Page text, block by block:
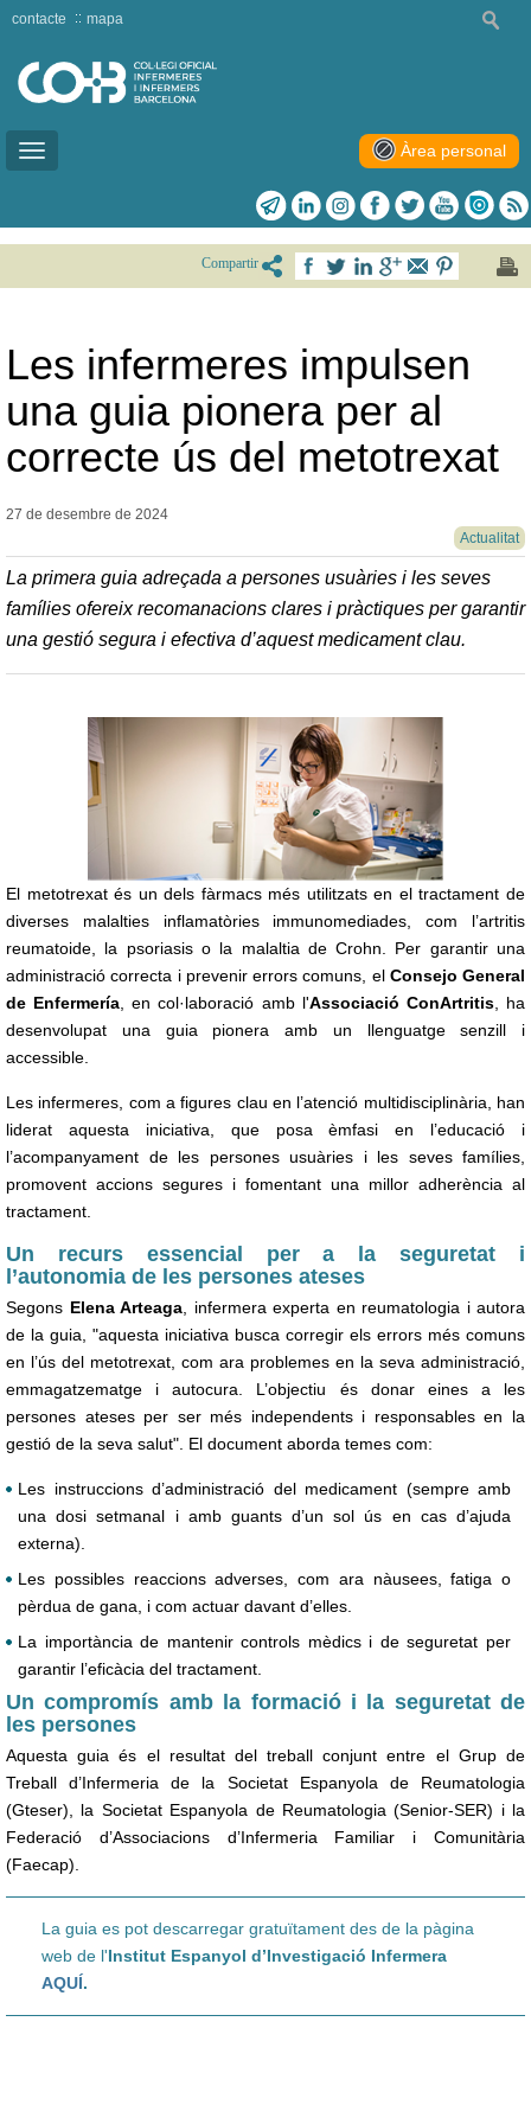
Toggle
contacte mapa
Àrea personal
Compartir
Les infermeres impulsen
una guia pionera per al
correcte ús del metotrexat
27 de desembre de 2024
Actualitat
La primera guia adreçada a persones usuàries i les seves
famílies ofereix recomanacions clares i pràctiques per garantir
una gestió segura i efectiva d’aquest medicament clau.
El metotrexat és un dels fàrmacs més utilitzats en el tractament de
diverses malalties inflamatòries immunomediades, com l’artritis
reumatoide, la psoriasis o la malaltia de Crohn. Per garantir una
administració correcta i prevenir errors comuns, el Consejo General
de Enfermería, en col·laboració amb l'Associació ConArtritis, ha
desenvolupat una guia pionera amb un llenguatge senzill i
accessible.
Les infermeres, com a figures clau en l’atenció multidisciplinària, han
liderat aquesta iniciativa, que posa èmfasi en l’educació i
l’acompanyament de les persones usuàries i les seves famílies,
promovent accions segures i fomentant una millor adherència al
tractament.
Un recurs essencial per a la seguretat i
l’autonomia de les persones ateses
Segons Elena Arteaga, infermera experta en reumatologia i autora
de la guia, "aquesta iniciativa busca corregir els errors més comuns
en l’ús del metotrexat, com ara problemes en la seva administració,
emmagatzematge i autocura. L’objectiu és donar eines a les
persones ateses per ser més independents i responsables en la
gestió de la seva salut". El document aborda temes com:
Les instruccions d’administració del medicament (sempre amb
una dosi setmanal i amb guants d’un sol ús en cas d’ajuda
externa).
Les possibles reaccions adverses, com ara nàusees, fatiga o
pèrdua de gana, i com actuar davant d’elles.
La importància de mantenir controls mèdics i de seguretat per
garantir l’eficàcia del tractament.
Un compromís amb la formació i la seguretat de
les persones
Aquesta guia és el resultat del treball conjunt entre el Grup de
Treball d’Infermeria de la Societat Espanyola de Reumatologia
(Gteser), la Societat Espanyola de Reumatologia (Senior-SER) i la
Federació d’Associacions d’Infermeria Familiar i Comunitària
(Faecap).
La guia es pot descarregar gratuïtament des de la pàgina
web de l'Institut Espanyol d’Investigació Infermera
AQUÍ.